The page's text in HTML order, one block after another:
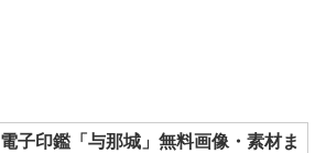
電子印鑑「与那城」無料画像・素材ま